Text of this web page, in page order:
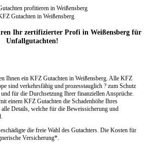
Ihr zertifizierter Profi in Weißensberg für
Unfallgutachten!
Ihnen ein KFZ Gutachten in Weißensberg. Alle KFZ
sind verkehrsfähig und prozesstauglich ? zum Schutz
für die Durchsetzung Ihrer finanziellen Ansprüche.
einem KFZ Gutachten die Schadenhöhe Ihres
Details, welche für die Beweissicherung und
die freie Wahl des Gutachters. Die Kosten für
Versicherung*.